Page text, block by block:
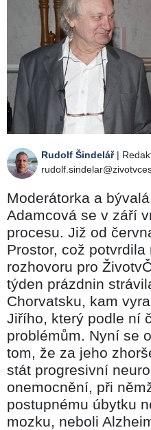
Rudolf Šindelář|
Moderátorka a
Adamcová se v září
procesu. Již od
Prostor, což
rozhovoru pro
týden prázdnin
Chorvatsku, kam
Jiřího, který podle ní
problémům. Nyní se
tom, že za jeho
stát progresivní
onemocnění, při
postupnému úbytku
mozku, neboli